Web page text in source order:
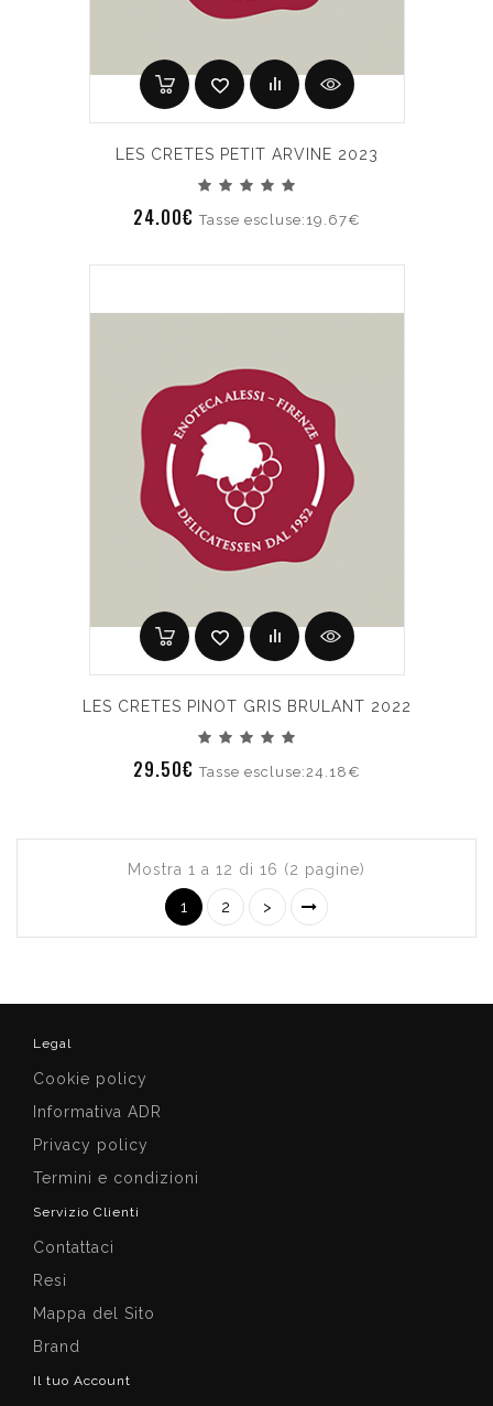
LES CRETES PETIT ARVINE 2023
24.00€Tasse escluse:19.67€
LES CRETES PINOT GRIS BRULANT 2022
29.50€Tasse escluse:24.18€
Mostra 1 a 12 di 16 (2 pagine)
1 2 >
Legal
Cookie policy
Informativa ADR
Privacy policy
Termini e condizioni
Servizio Clienti
Contattaci
Resi
Mappa del Sito
Brand
Il tuo Account